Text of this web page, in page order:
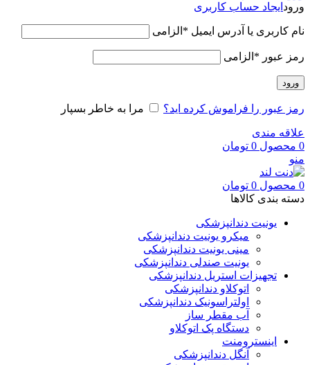
ورود ایجاد حساب کاربری
نام کاربری یا آدرس ایمیل * الزامی
رمز عبور * الزامی
ورود
رمز عبور را فراموش کرده اید؟ مرا به خاطر بسپار
علاقه مندی
0 محصول 0 تومان
منو
0 محصول 0 تومان
دسته بندی کالاها
یونیت دندانپزشکی
میکرو یونیت دندانپزشکی
مینی یونیت دندانپزشکی
یونیت صندلی دندانپزشکی
تجهیزات استریل دندانپزشکی
اتوکلاو دندانپزشکی
اولتراسونیک دندانپزشکی
آب مقطر ساز
دستگاه پک اتوکلاو
اینسترومنت
آنگل دندانپزشکی